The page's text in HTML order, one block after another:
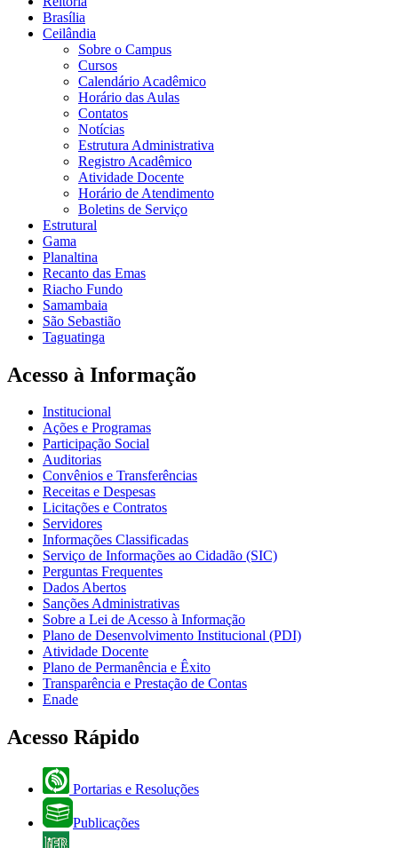
Brasília
Ceilândia
Sobre o Campus
Cursos
Calendário Acadêmico
Horário das Aulas
Contatos
Notícias
Estrutura Administrativa
Registro Acadêmico
Atividade Docente
Horário de Atendimento
Boletins de Serviço
Estrutural
Gama
Planaltina
Recanto das Emas
Riacho Fundo
Samambaia
São Sebastião
Taguatinga
Acesso à Informação
Institucional
Ações e Programas
Participação Social
Auditorias
Convênios e Transferências
Receitas e Despesas
Licitações e Contratos
Servidores
Informações Classificadas
Serviço de Informações ao Cidadão (SIC)
Perguntas Frequentes
Dados Abertos
Sanções Administrativas
Sobre a Lei de Acesso à Informação
Plano de Desenvolvimento Institucional (PDI)
Atividade Docente
Plano de Permanência e Êxito
Transparência e Prestação de Contas
Enade
Acesso Rápido
Portarias e Resoluções
Publicações